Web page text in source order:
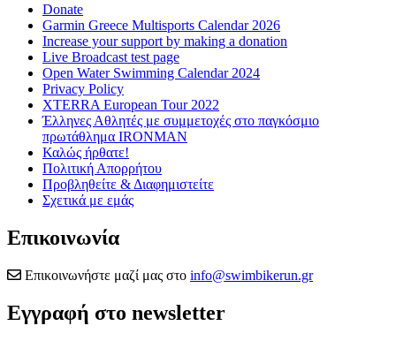
Donate
Garmin Greece Multisports Calendar 2026
Increase your support by making a donation
Live Broadcast test page
Open Water Swimming Calendar 2024
Privacy Policy
XTERRA European Tour 2022
Έλληνες Αθλητές με συμμετοχές στο παγκόσμιο
πρωτάθλημα IRONMAN
Καλώς ήρθατε!
Πολιτική Απορρήτου
Προβληθείτε & Διαφημιστείτε
Σχετικά με εμάς
Επικοινωνία
Επικοινωνήστε μαζί μας στο info@swimbikerun.gr
Εγγραφή στο newsletter